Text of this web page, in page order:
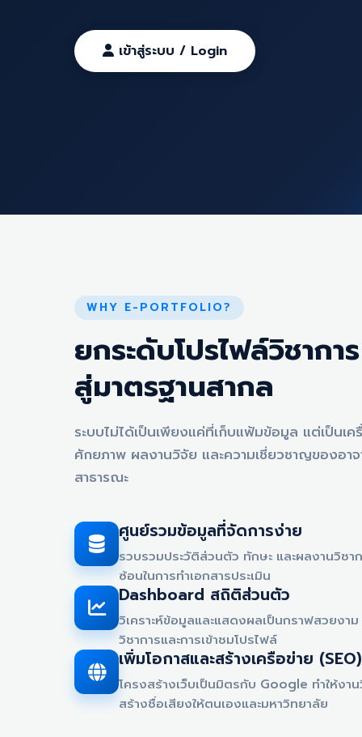
เข้าสู่ระบบ / Login
WHY E-PORTFOLIO?
ยกระดับโปรไฟล์วิชาการ
สู่มาตรฐานสากล
ระบบไม่ได้เป็นเพียงแค่ที่เก็บแฟ้มข้อมูล แต่เป็นเ
ศักยภาพ ผลงานวิจัย และความเชี่ยวชาญของอา
สาธารณะ
ศูนย์รวมข้อมูลที่จัดการง่าย
รวบรวมประวัติส่วนตัว ทักษะ และผลงานวิชา
ซ้อนในการทำเอกสารประเมิน
Dashboard สถิติส่วนตัว
วิเคราะห์ข้อมูลและแสดงผลเป็นกราฟสวยงา
วิชาการและการเข้าชมโปรไฟล์
เพิ่มโอกาสและสร้างเครือข่าย (SEO)
โครงสร้างเว็บเป็นมิตรกับ Google ทำให้ง
สร้างชื่อเสียงให้ตนเองและมหาวิทยาลัย